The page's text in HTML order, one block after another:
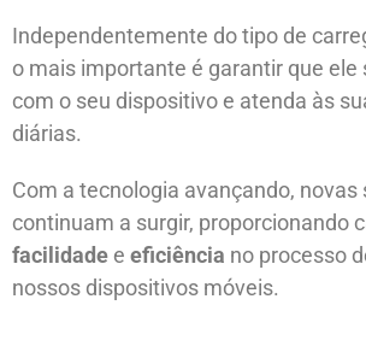
Independentemente do tipo de
o mais importante é garantir que ele
com o seu dispositivo e atenda às
diárias.
Com a tecnologia avançando, novas
continuam a surgir, proporcionando
facilidade e eficiência no processo
nossos dispositivos móveis.